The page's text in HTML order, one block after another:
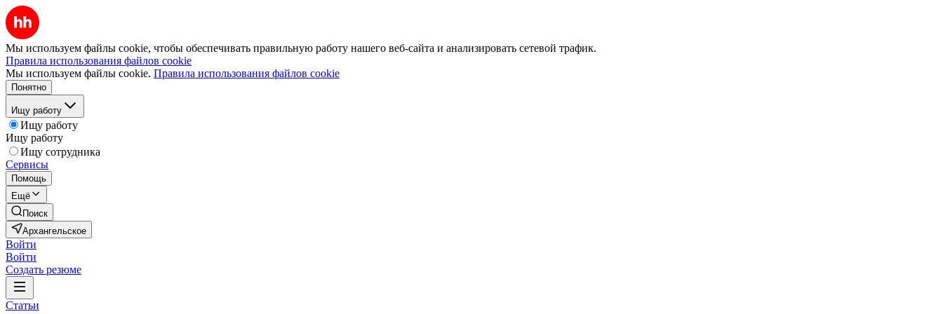
Мы используем файлы cookie, чтобы обеспечивать правильную работу нашего веб-сайта и анализировать сетевой трафик.
Правила использования файлов cookie
Мы используем файлы cookie. Правила использования файлов cookie
Понятно
Ищу работу
Ищу работу
Ищу работу
Ищу сотрудника
Сервисы
Помощь
Ещё
Поиск
Архангельское
Войти
Войти
Создать резюме
Статьи